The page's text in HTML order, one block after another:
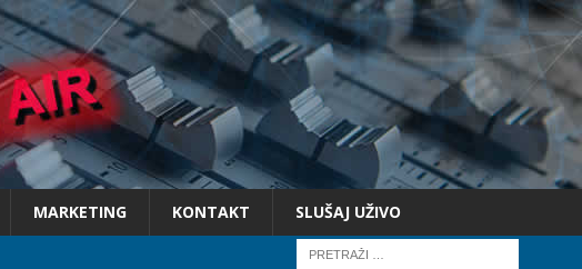
MARKETING KONTAKT SLUŠAJ UŽIVO